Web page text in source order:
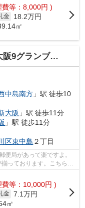
費等：8,000円 )
金
18.2万円
㎡
ランブライト
中島南方 」駅 徒歩10
大阪 」駅 徒歩11分
」駅 徒歩11分
区東中島 ２丁目
便局があって楽ですよ。
っております。こちらの
費等：10,000円 )
金 7.1万円
㎡